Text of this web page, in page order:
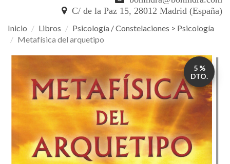
Metafísica
del
5 %
DTO.